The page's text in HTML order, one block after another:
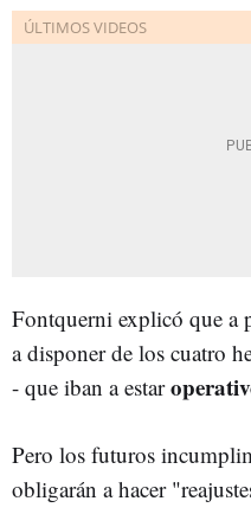
Fontquerni explicó que a
a disponer de los cuatro
- que iban a estar
Pero los futuros
obligarán a hacer